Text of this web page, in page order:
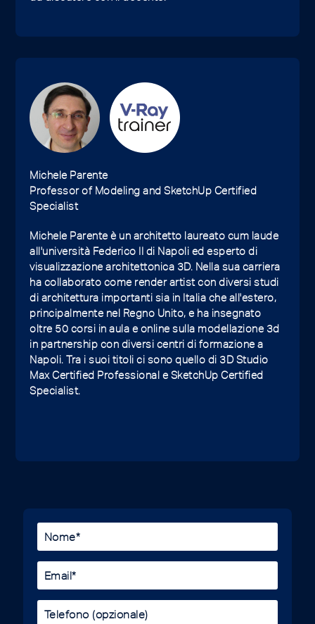
Michele Parente
Professor of Modeling and SketchUp Certified
Specialist
Michele Parente è un architetto laureato cum laude
all'università Federico II di Napoli ed esperto di
visualizzazione architettonica 3D. Nella sua carriera
ha collaborato come render artist con diversi studi
di architettura importanti sia in Italia che all'estero,
principalmente nel Regno Unito, e ha insegnato
oltre 50 corsi in aula e online sulla modellazione 3d
in partnership con diversi centri di formazione a
Napoli. Tra i suoi titoli ci sono quello di 3D Studio
Max Certified Professional e SketchUp Certified
Specialist.